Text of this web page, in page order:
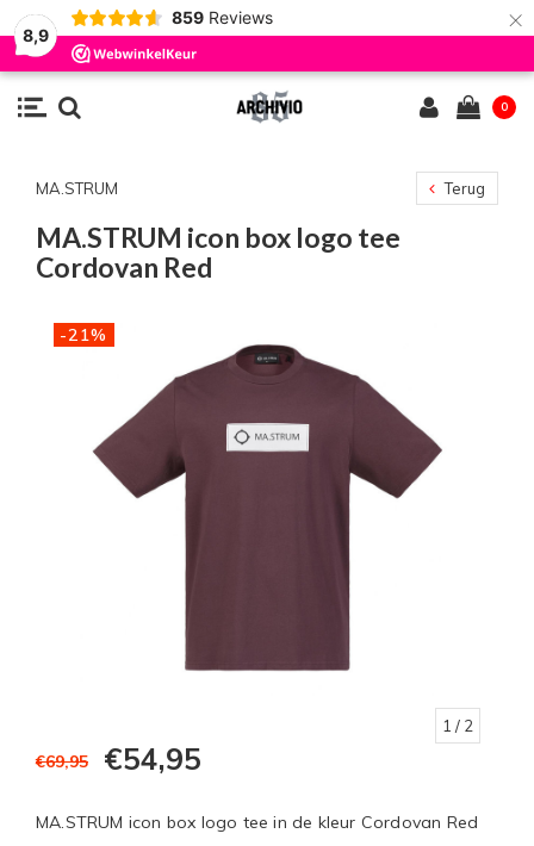
8,9
859 Reviews ×
0
MA.STRUM Terug
MA.STRUM icon box logo tee
Cordovan Red
-21%
1 / 2
€69,95 €54,95
MA.STRUM icon box logo tee in de kleur Cordovan Red